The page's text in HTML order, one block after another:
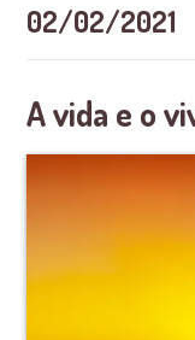
02/02/2021
A vida e o